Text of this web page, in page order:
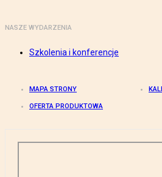
NASZE WYDARZENIA
Szkolenia i konferencje
MAPA STRONY
OFERTA PRODUKTOWA